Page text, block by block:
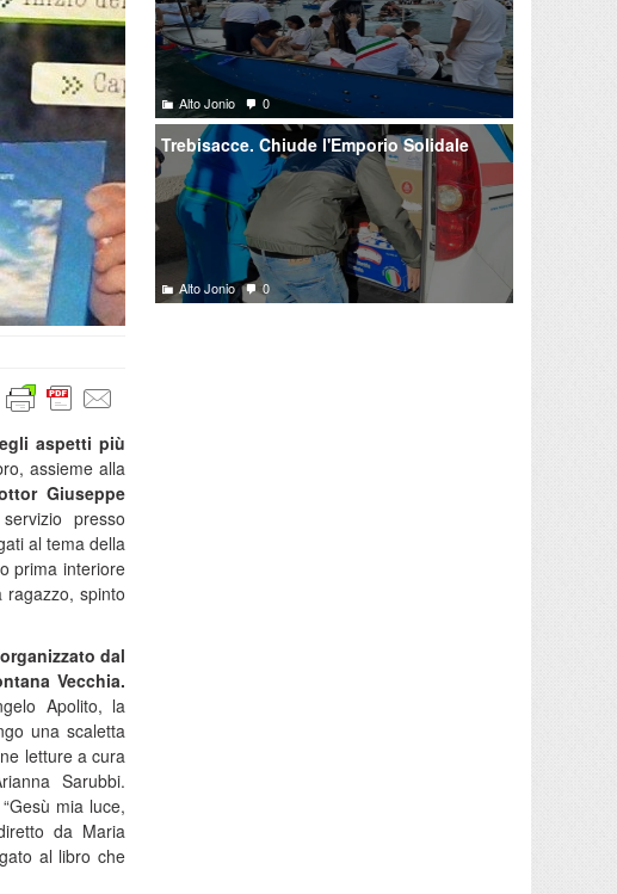
aspetti più
assieme alla
Giuseppe
presso
al tema della
prima interiore
spinto
dal
Vecchia.
Apolito, la
una scaletta
letture a cura
Sarubbi.
mia luce,
da Maria
al libro che
Alto Jonio 0
Trebisacce. Chiude l'Emporio Solidale
Alto Jonio 0